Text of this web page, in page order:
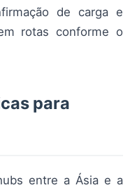
de carga e
rotas conforme o
para
entre a Ásia e a